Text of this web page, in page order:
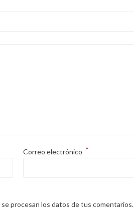
Correo electrónico *
procesan los datos de tus comentarios.